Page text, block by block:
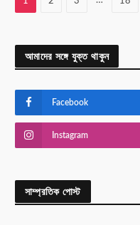
আমাদের সঙ্গে যুক্ত থাকুন
Facebook
Instagram
সাম্প্রতিক পোস্ট